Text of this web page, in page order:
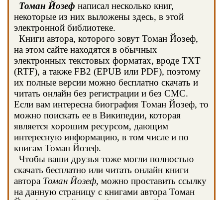
Томан Йозеф написал несколько книг,
некоторые из них выложены здесь, в этой
электронной библиотеке.
Книги автора, которого зовут Томан Йозеф,
на этом сайте находятся в обычных
электронных текстовых форматах, вроде TXT
(RTF), а также FB2 (EPUB или PDF), поэтому
их полные версии можно бесплатно скачать и
читать онлайн без регистрации и без СМС.
Если вам интересна биография Томан Йозеф, то
можно поискать ее в Википедии, которая
является хорошим ресурсом, дающим
интересную информацию, в том числе и по
книгам Томан Йозеф.
Чтобы ваши друзья тоже могли полностью
скачать бесплатно или читать онлайн книги
автора Томан Йозеф, можно проставить ссылку
на данную страницу с книгами автора Томан